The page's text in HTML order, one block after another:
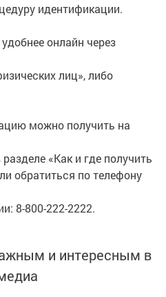
идентификации.
онлайн через
лиц», либо
можно получить на
разделе «Как и где получить
обратиться по телефону
8-800-222-2222.
и интересным в